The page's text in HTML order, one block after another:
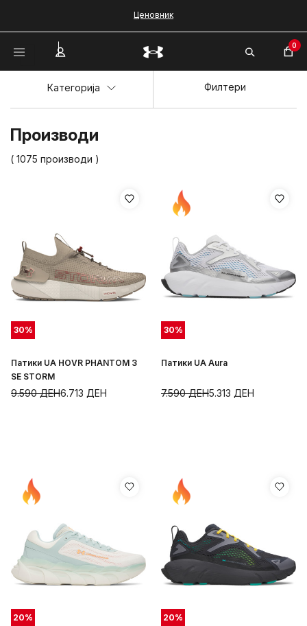
Ценовник
0
Производи
( 1075 производи )
Категорија Филтери
30%
Патики UA HOVR PHANTOM 3
SE STORM
6.713 ДЕН
9.590ДЕН
30%
Патики UA Aura
5.313 ДЕН
7.590ДЕН
20% 20%